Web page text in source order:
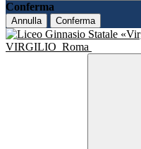
Conferma
Annulla Conferma
VIRGILIO Roma